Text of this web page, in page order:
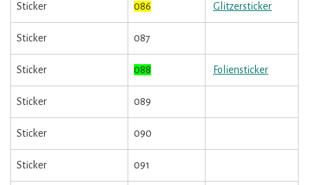
Sticker 086 Glitzersticker
Sticker 087
Sticker 088 Foliensticker
Sticker 089
Sticker 090
Sticker 091